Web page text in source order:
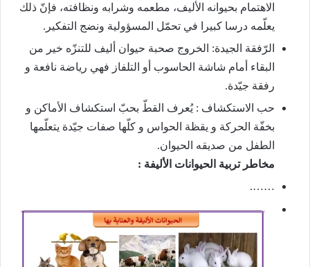
الاهتمام بحيوانه الأليف، مطعمه وشرابه ونظافته، فإنّ ذلك
يعلّمه درسا كبيرا في تحمّل المسؤولية ونضج التفكير.
الرّفقة الجيدة: الخروج صحبة حيوان أليف للتنزّه خير من
البقاء أمام شاشة الحاسوب أو التلفاز فهي رياضة نافعة و
رفقة جيّدة.
حب الاستكشاف : يُعرف القطّ بحبّ استكشاف الأماكن و
بخفّة الحركة و يقظة الحواس و كلّها صفات جيّدة يتعلّمها
الطفل من صديقه الحيوان.
مخاطر تربية الحيوانات الأليفة :
…….